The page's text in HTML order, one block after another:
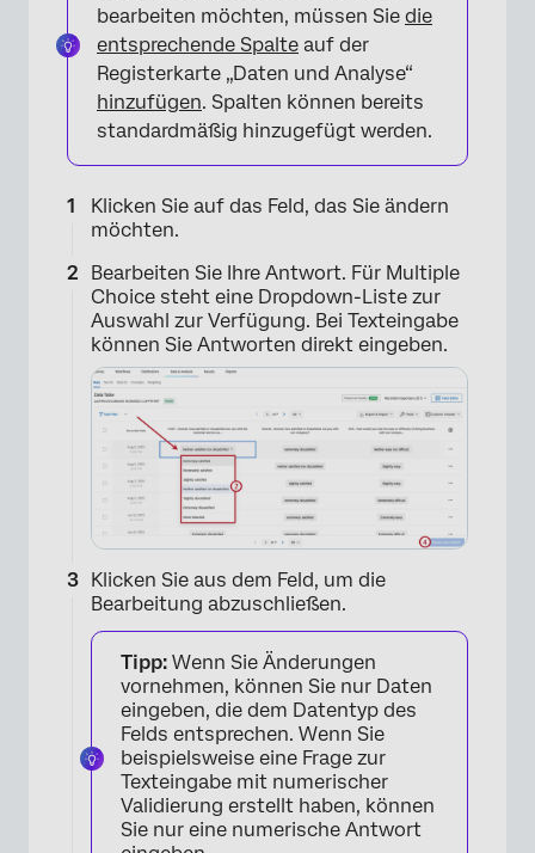
bearbeiten möchten, müssen Sie die
entsprechende Spalte auf der
Registerkarte „Daten und Analyse“
hinzufügen. Spalten können bereits
standardmäßig hinzugefügt werden.
Klicken Sie auf das Feld, das Sie ändern
möchten.
Bearbeiten Sie Ihre Antwort. Für Multiple
Choice steht eine Dropdown-Liste zur
Auswahl zur Verfügung. Bei Texteingabe
können Sie Antworten direkt eingeben.
Klicken Sie aus dem Feld, um die
Bearbeitung abzuschließen.
Tipp: Wenn Sie Änderungen
vornehmen, können Sie nur Daten
eingeben, die dem Datentyp des
Felds entsprechen. Wenn Sie
beispielsweise eine Frage zur
Texteingabe mit numerischer
Validierung erstellt haben, können
Sie nur eine numerische Antwort